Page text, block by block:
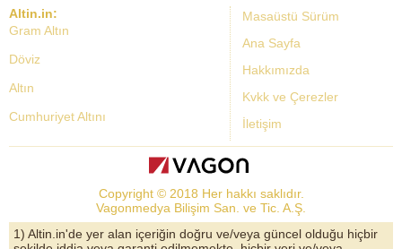
Masaüstü Sürüm
Ana Sayfa
Hakkımızda
Kvkk ve Çerezler
İletişim
Altin.in:
Gram Altın
Döviz
Altın
Cumhuriyet Altını
Dolar Kuru
Altın Yorumları
Copyright © 2018 Her hakkı saklıdır.
Vagonmedya Bilişim San. ve Tic. A.Ş.
1) Altin.in'de yer alan içeriğin doğru ve/veya güncel olduğu hiçbir